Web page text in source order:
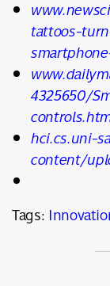
tattoos-
4325650/
hci.cs.uni-
content/
Tags: